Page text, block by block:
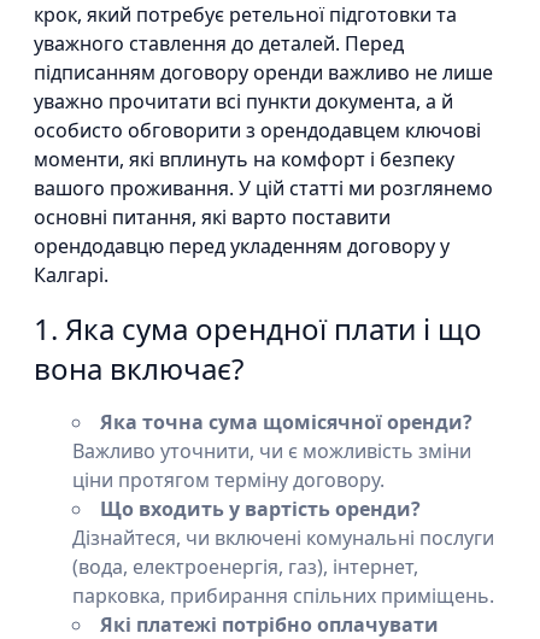
крок, який потребує ретельної підготовки та
уважного ставлення до деталей. Перед
підписанням договору оренди важливо не лише
уважно прочитати всі пункти документа, а й
особисто обговорити з орендодавцем ключові
моменти, які вплинуть на комфорт і безпеку
вашого проживання. У цій статті ми розглянемо
основні питання, які варто поставити
орендодавцю перед укладенням договору у
Калгарі.
1. Яка сума орендної плати і що
вона включає?
Яка точна сума щомісячної оренди?
Важливо уточнити, чи є можливість зміни
ціни протягом терміну договору.
Що входить у вартість оренди?
Дізнайтеся, чи включені комунальні послуги
(вода, електроенергія, газ), інтернет,
парковка, прибирання спільних приміщень.
Які платежі потрібно оплачувати